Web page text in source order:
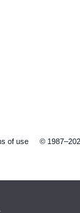
of use ©